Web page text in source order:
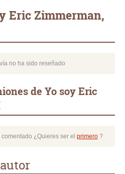
Eric Zimmerman,
no ha sido reseñado
de Yo soy Eric
¿Quieres ser el primero?